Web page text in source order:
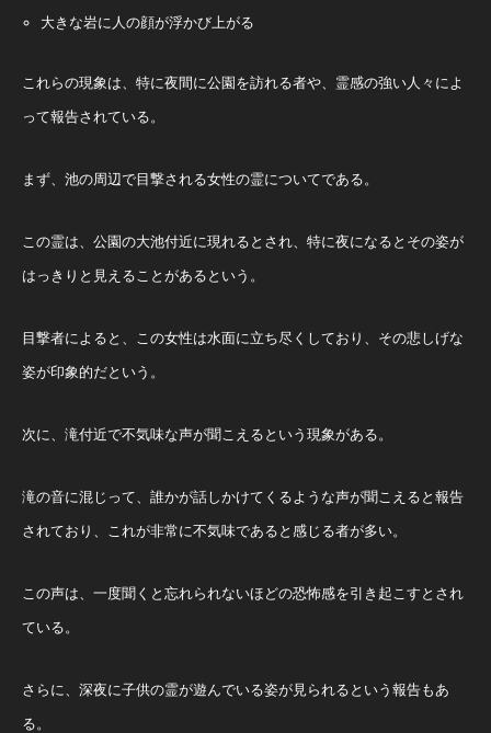
大きな岩に人の顔が浮かび上がる
これらの現象は、特に夜間に公園を訪れる者や、霊感の強い人々によ
って報告されている。
まず、池の周辺で目撃される女性の霊についてである。
この霊は、公園の大池付近に現れるとされ、特に夜になるとその姿が
はっきりと見えることがあるという。
目撃者によると、この女性は水面に立ち尽くしており、その悲しげな
姿が印象的だという。
次に、滝付近で不気味な声が聞こえるという現象がある。
滝の音に混じって、誰かが話しかけてくるような声が聞こえると報告
されており、これが非常に不気味であると感じる者が多い。
この声は、一度聞くと忘れられないほどの恐怖感を引き起こすとされ
ている。
さらに、深夜に子供の霊が遊んでいる姿が見られるという報告もあ
る。